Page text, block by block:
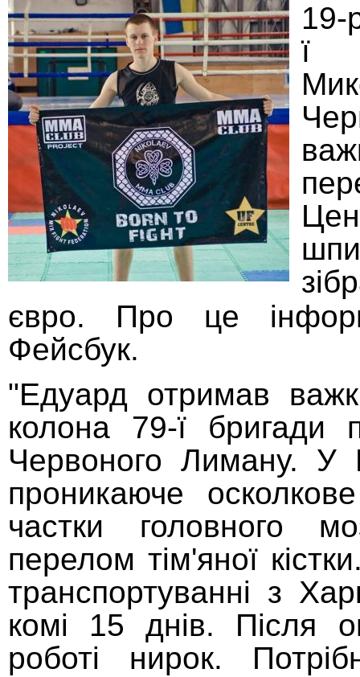
19-
ї
євро. Про це
Фейсбук.
"Едуард отримав
колона 79-ї бригади
Червоного Лиману. У
проникаюче
частки головного
перелом тім'яної
транспортуванні з
комі 15 днів. Після
роботі нирок.